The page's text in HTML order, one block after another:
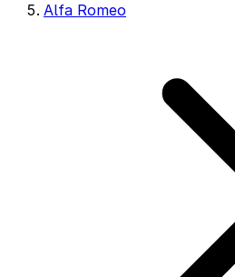
Alfa Romeo